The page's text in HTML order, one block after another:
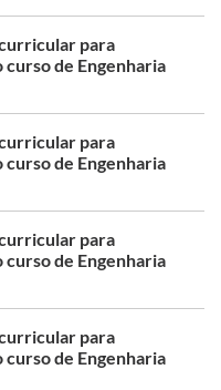
para
de Engenharia
para
de Engenharia
para
de Engenharia
para
de Engenharia